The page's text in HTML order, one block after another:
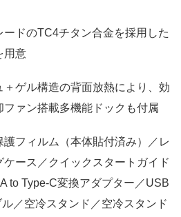
ードのTC4チタン合金を採用した
用意
＋ゲル構造の背面放熱により、効
ァン搭載多機能ドックも付属
護フィルム（本体貼付済み）／レ
ース／クイックスタートガイド
to Type-C変換アダプター／USB
／空冷スタンド／空冷スタンド